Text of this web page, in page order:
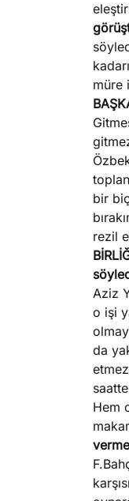
müre
bir
rezil
Aziz
o işi
da
Hem